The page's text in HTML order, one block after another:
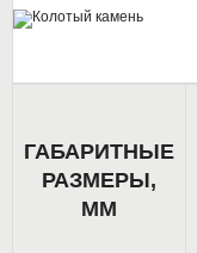
ГАБАРИТНЫЕ
РАЗМЕРЫ,
ММ